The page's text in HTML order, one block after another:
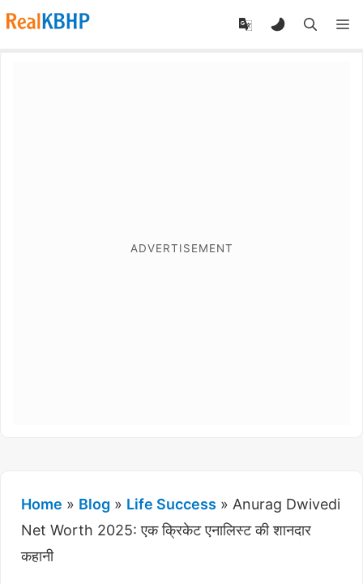
RealKBHP
Home » Blog » Life Success » Anurag Dwivedi
Net Worth 2025: एक क्रिकेट एनालिस्ट की शानदार
कहानी